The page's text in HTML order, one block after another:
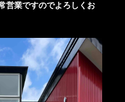
営業ですのでよろしくお